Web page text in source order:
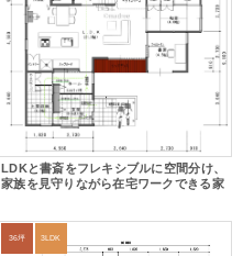
LDKと書斎をフレキシブルに空間分け、
家族を見守りながら在宅ワークできる家
36坪 3LDK